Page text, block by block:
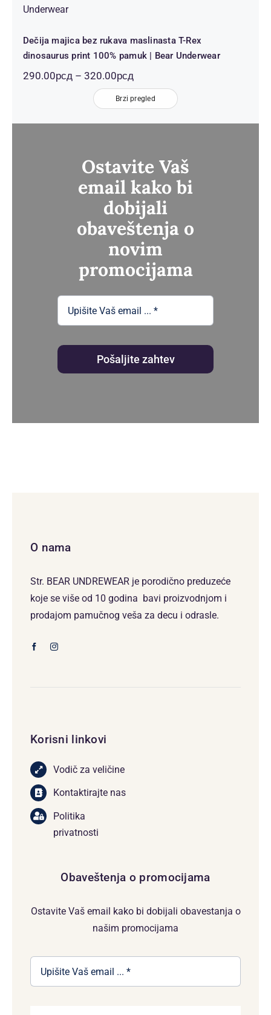
Dečija majica bez rukava maslinasta T-Rex
dinosaurus print 100% pamuk | Bear Underwear
290.00рсд – 320.00рсдРаспон
цена:
од
290.00рсд
до
Brzi pregled
Ostavite Vaš
email kako bi
dobijali
obaveštenja o
novim
promocijama
Pošaljite zahtev
O nama
Str. BEAR UNDREWEAR je porodično preduzeće
koje se više od 10 godina bavi proizvodnjom i
prodajom pamučnog veša za decu i odrasle.
Korisni linkovi
Vodič za veličine
Kontaktirajte nas
Politika
privatnosti
Obaveštenja o promocijama
Ostavite Vaš email kako bi dobijali obavestanja o
našim promocijama